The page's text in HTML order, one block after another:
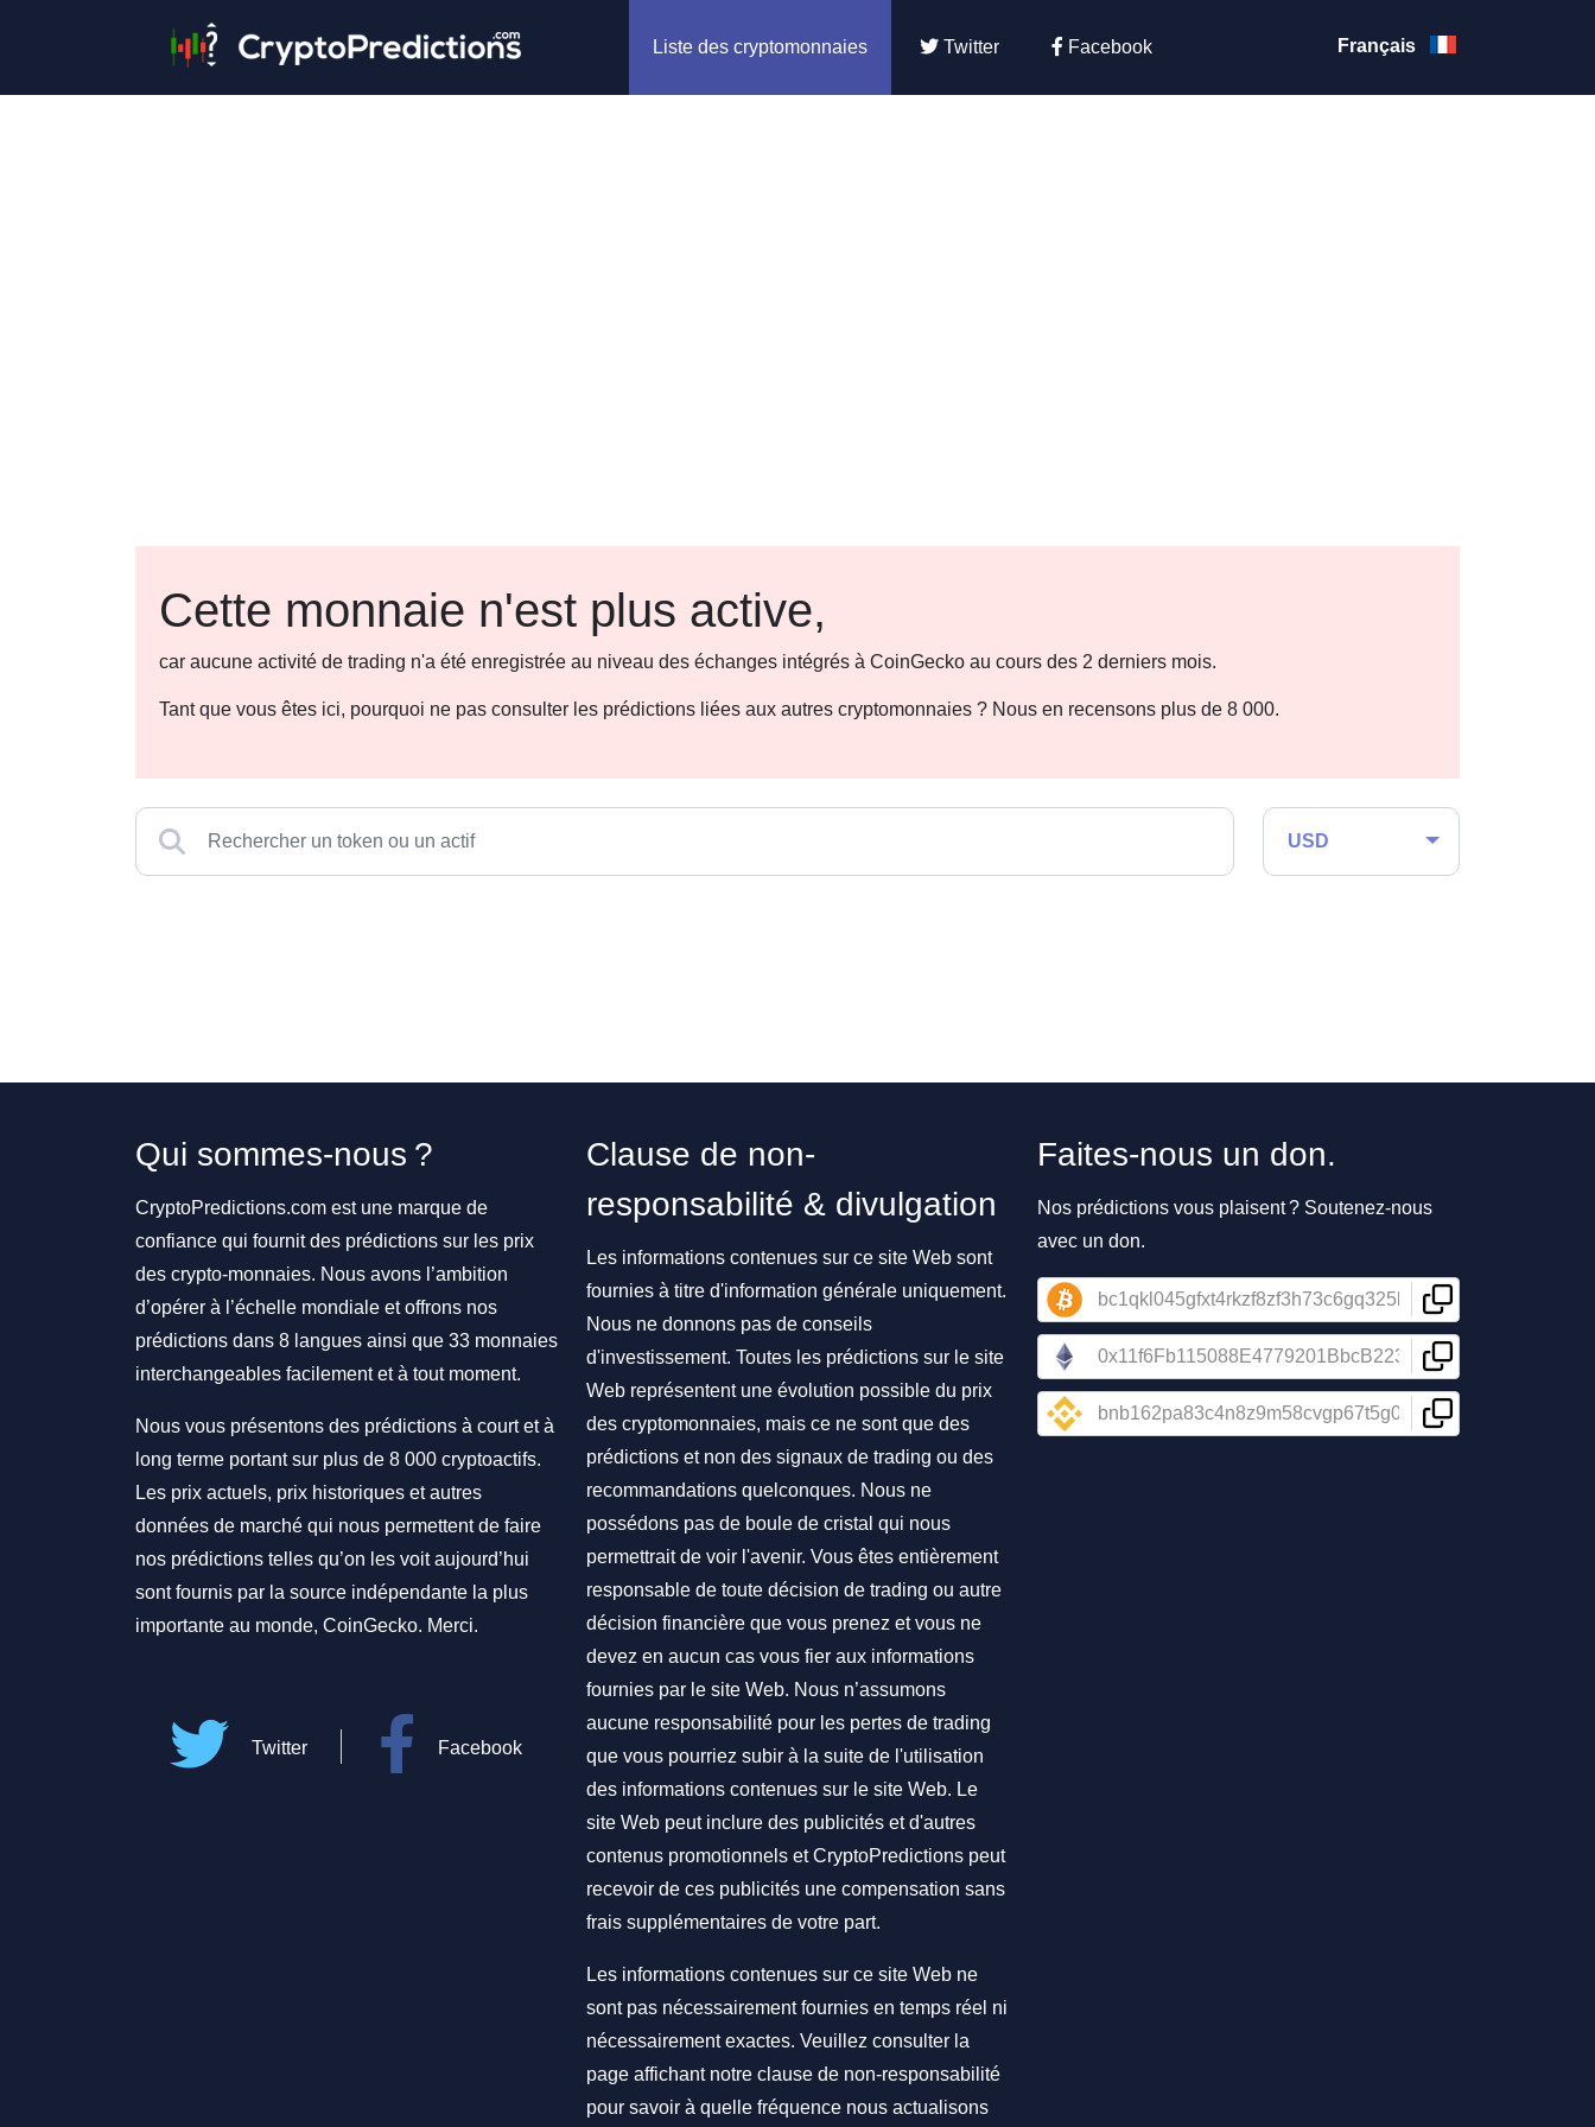
Liste des cryptomonnaies Twitter Facebook Français
Cette monnaie n'est plus active,
car aucune activité de trading n'a été enregistrée au niveau des échanges intégrés à CoinGecko au cours des 2 derniers mois.
Tant que vous êtes ici, pourquoi ne pas consulter les prédictions liées aux autres cryptomonnaies ? Nous en recensons plus de 8 000.
USD
Qui sommes-nous ?
CryptoPredictions.com est une marque de
confiance qui fournit des prédictions sur les prix
des crypto-monnaies. Nous avons l’ambition
d’opérer à l’échelle mondiale et offrons nos
prédictions dans 8 langues ainsi que 33 monnaies
interchangeables facilement et à tout moment.
Nous vous présentons des prédictions à court et à
long terme portant sur plus de 8 000 cryptoactifs.
Les prix actuels, prix historiques et autres
données de marché qui nous permettent de faire
nos prédictions telles qu’on les voit aujourd’hui
sont fournis par la source indépendante la plus
importante au monde, CoinGecko. Merci.
Twitter Facebook
Clause de non-
responsabilité & divulgation
Les informations contenues sur ce site Web sont
fournies à titre d'information générale uniquement.
Nous ne donnons pas de conseils
d'investissement. Toutes les prédictions sur le site
Web représentent une évolution possible du prix
des cryptomonnaies, mais ce ne sont que des
prédictions et non des signaux de trading ou des
recommandations quelconques. Nous ne
possédons pas de boule de cristal qui nous
permettrait de voir l'avenir. Vous êtes entièrement
responsable de toute décision de trading ou autre
décision financière que vous prenez et vous ne
devez en aucun cas vous fier aux informations
fournies par le site Web. Nous n’assumons
aucune responsabilité pour les pertes de trading
que vous pourriez subir à la suite de l'utilisation
des informations contenues sur le site Web. Le
site Web peut inclure des publicités et d'autres
contenus promotionnels et CryptoPredictions peut
recevoir de ces publicités une compensation sans
frais supplémentaires de votre part.
Les informations contenues sur ce site Web ne
sont pas nécessairement fournies en temps réel ni
nécessairement exactes. Veuillez consulter la
page affichant notre clause de non-responsabilité
pour savoir à quelle fréquence nous actualisons
Faites-nous un don.
Nos prédictions vous plaisent ? Soutenez-nous
avec un don.